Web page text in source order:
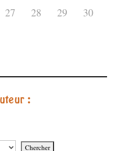
27 28 29
30
: